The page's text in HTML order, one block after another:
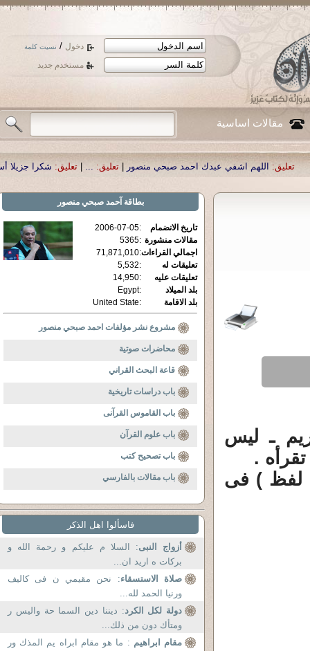
دخول / نسيت كلمة
مستخدم جديد
مقالات اساسية
اشفي عبدك احمد صبحي منصور| تعليق: ...
|تعليق: شكرا جزيلا أستاذ حمد
ـ ليس
.
لفظ ) فى
بطاقة آحمد صبحي منصور
تاريخ الانضمام :
2006-07-05
مقالات منشورة :
5365
اجمالي القراءات:
71,871,010
تعليقات له
:
5,532
تعليقات عليه
:
14,950
بلد الميلاد
:
Egypt
بلد الاقامة
:
United State
مشروع نشر مؤلفات احمد صبحي منصور
محاضرات صوتية
قاعة البحث القراني
باب دراسات تاريخية
باب القاموس القرآنى
باب علوم القرآن
باب تصحيح كتب
باب مقالات بالفارسي
فاسألوا اهل الذكر
أزواج النبى: السلا م عليكم و رحمة الله و
بركات ه اريد ان...
صلاة الاستسقاء: نحن مقيمي ن فى كاليف
ورنيا الحمد لله...
دولة لكل الكرد: ديننا دين السما حة واليس ر
ومتأك دون من ذلك...
مقام ابراهيم : ما هو مقام ابراه يم المذك ور